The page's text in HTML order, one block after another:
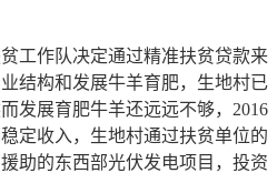
作队决定通过精准扶贫贷款来
结构和发展牛羊育肥，生地村已
发展育肥牛羊还远远不够，2016
定收入，生地村通过扶贫单位的
助的东西部光伏发电项目，投资